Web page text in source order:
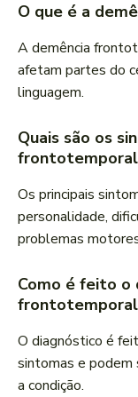
O que é a
A demência
afetam partes do
linguagem.
Quais são os
Os principais
personalidade,
problemas
Como é feito o
O diagnóstico é
sintomas e podem
a condição.